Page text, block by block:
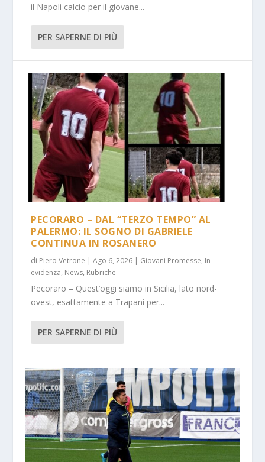
il Napoli calcio per il giovane...
PER SAPERNE DI PIÙ
PECORARO – DAL “TERZO TEMPO” AL
PALERMO: IL SOGNO DI GABRIELE
CONTINUA IN ROSANERO
di Piero Vetrone |Ago 6, 2026 | Giovani Promesse, In
evidenza, News, Rubriche
Pecoraro – Quest’oggi siamo in Sicilia, lato nord-
ovest, esattamente a Trapani per...
PER SAPERNE DI PIÙ